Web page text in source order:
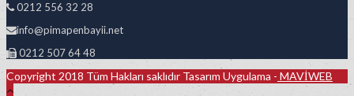
0212 556 32 28
info@pimapenbayii.net
0212 507 64 48
Copyright 2018 Tüm Hakları saklıdır Tasarım Uygulama - MAVİWEB